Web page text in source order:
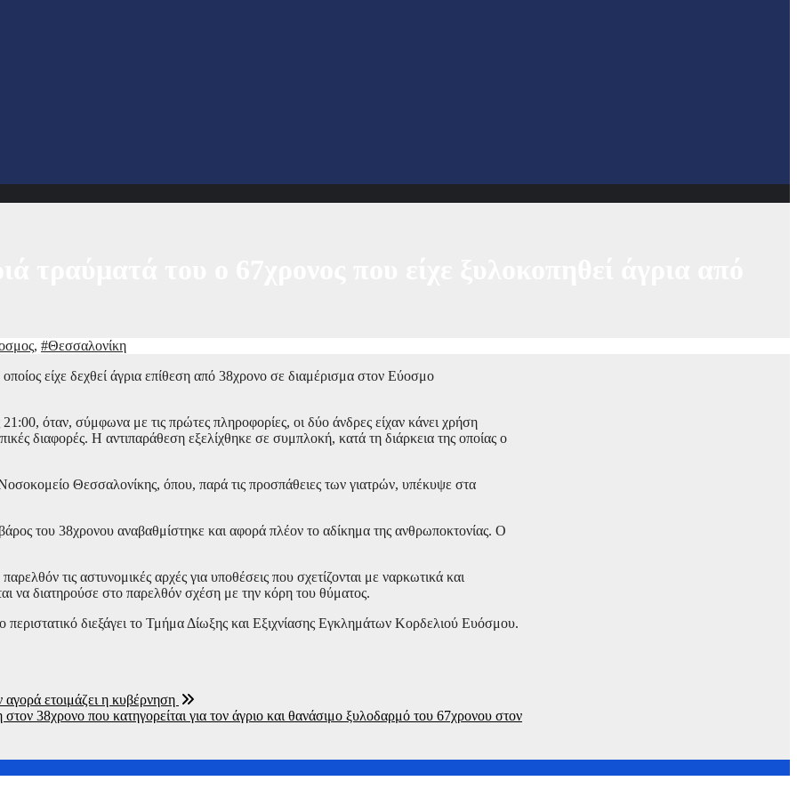
, #Θεσσαλονίκη
είχε δεχθεί άγρια επίθεση από 38χρονο σε διαμέρισμα στον Εύοσμο
όταν, σύμφωνα με τις πρώτες πληροφορίες, οι δύο άνδρες είχαν κάνει χρήση
διαφορές. Η αντιπαράθεση εξελίχθηκε σε συμπλοκή, κατά τη διάρκεια της οποίας ο
Θεσσαλονίκης, όπου, παρά τις προσπάθειες των γιατρών, υπέκυψε στα
του 38χρονου αναβαθμίστηκε και αφορά πλέον το αδίκημα της ανθρωποκτονίας. Ο
τις αστυνομικές αρχές για υποθέσεις που σχετίζονται με ναρκωτικά και
να διατηρούσε στο παρελθόν σχέση με την κόρη του θύματος.
περιστατικό διεξάγει το Τμήμα Δίωξης και Εξιχνίασης Εγκλημάτων Κορδελιού Ευόσμου.
ετοιμάζει η κυβέρνηση
38χρονο που κατηγορείται για τον άγριο και θανάσιμο ξυλοδαρμό του 67χρονου στον